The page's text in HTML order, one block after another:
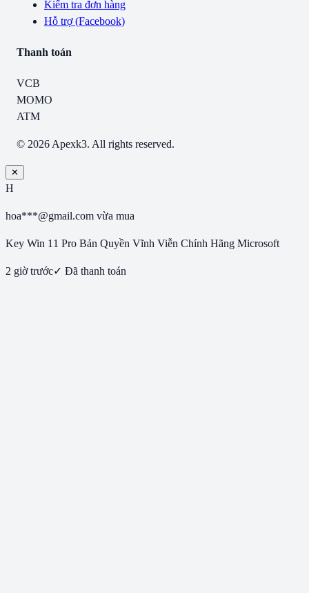
Kiểm tra đơn hàng
Hỗ trợ (Facebook)
Thanh toán
VCB
MOMO
ATM
© 2026 Apexk3. All rights reserved.
✕
H
hoa***@gmail.com vừa mua
Key Win 11 Pro Bản Quyền Vĩnh Viễn Chính Hãng Microsoft
2 giờ trước✓ Đã thanh toán